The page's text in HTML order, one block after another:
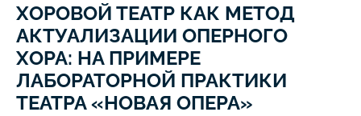
ХОРОВОЙ ТЕАТР КАК МЕТОД
АКТУАЛИЗАЦИИ ОПЕРНОГО
ХОРА: НА ПРИМЕРЕ
ЛАБОРАТОРНОЙ ПРАКТИКИ
ТЕАТРА «НОВАЯ ОПЕРА»